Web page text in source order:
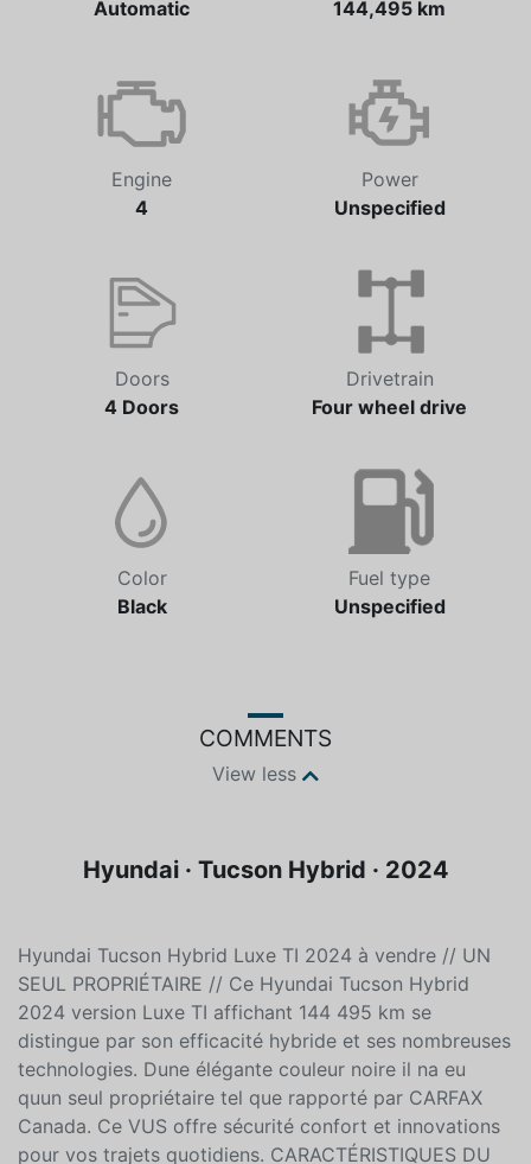
Transmission
Odometer
Engine
Power
Doors
Drivetrain
Color
Fuel type
COMMENTS
Hyundai Tucson Hybrid Luxe TI 2024 à vendre // UN
SEUL PROPRIÉTAIRE // Ce Hyundai Tucson Hybrid
2024 version Luxe TI affichant 144 495 km se
distingue par son efficacité hybride et ses nombreuses
technologies. Dune élégante couleur noire il na eu
quun seul propriétaire tel que rapporté par CARFAX